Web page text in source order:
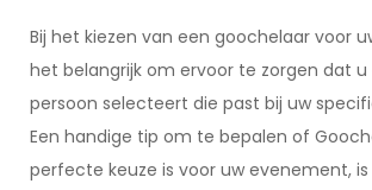
Bij het kiezen van een goochelaar voor
het belangrijk om ervoor te zorgen dat u
persoon selecteert die past bij uw
Een handige tip om te bepalen of
perfecte keuze is voor uw evenement, is